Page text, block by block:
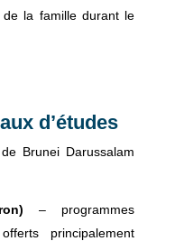
la famille durant le
d’études
Brunei Darussalam
– programmes
principalement